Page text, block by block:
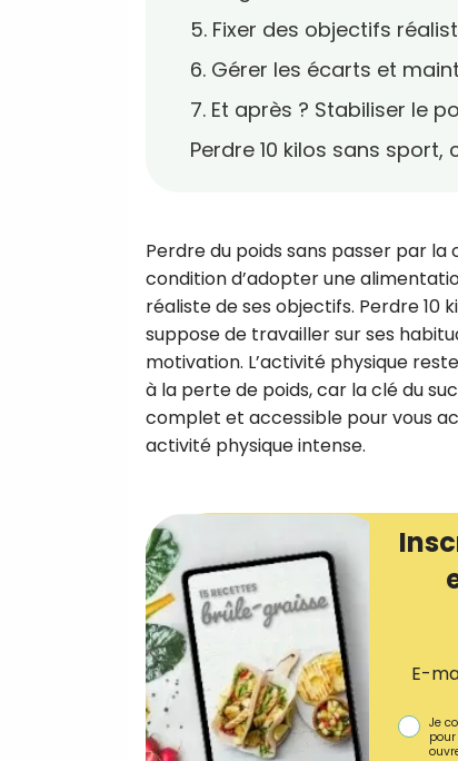
5. Fixer des objectifs
6. Gérer les écarts et
7. Et après ? Stabiliser le
Perdre 10 kilos sans
Perdre du poids sans passer par
condition d’adopter une
réaliste de ses objectifs. Perdre 10
suppose de travailler sur ses
motivation. L’activité physique
à la perte de poids, car la clé du
complet et accessible pour vous
activité physique intense.
E-
Je